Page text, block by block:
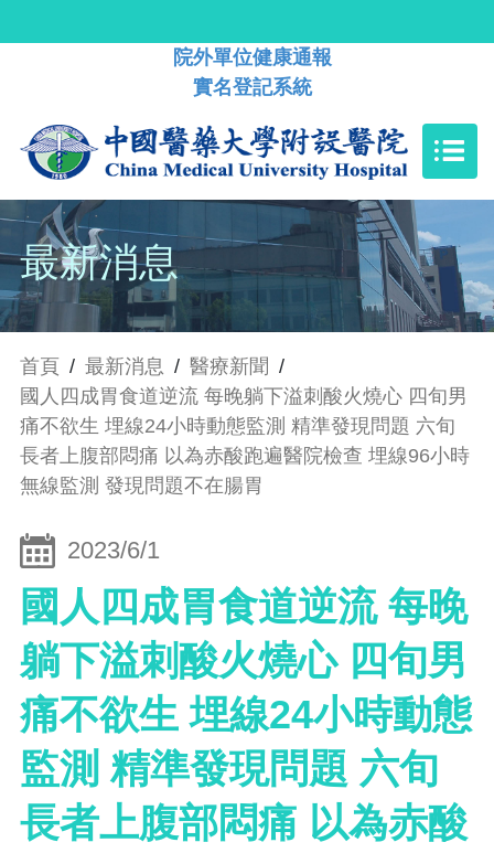
院外單位健康通報
實名登記系統
最新消息
首頁 / 最新消息 / 醫療新聞 /
國人四成胃食道逆流 每晚躺下溢刺酸火燒心 四旬男
痛不欲生 埋線24小時動態監測 精準發現問題 六旬
長者上腹部悶痛 以為赤酸跑遍醫院檢查 埋線96小時
無線監測 發現問題不在腸胃
2023/6/1
國人四成胃食道逆流 每晚
躺下溢刺酸火燒心 四旬男
痛不欲生 埋線24小時動態
監測 精準發現問題 六旬
長者上腹部悶痛 以為赤酸